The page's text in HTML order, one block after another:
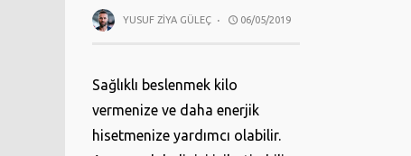
YUSUF ZIYA GÜLEÇ · 06/05/2019
Sağlıklı beslenmek kilo
vermenize ve daha enerjik
hisetmenize yardımcı olabilir.